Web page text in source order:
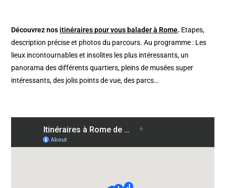
Découvrez nos itinéraires pour vous balader à Rome. Etapes,
description précise et photos du parcours. Au programme : Les
lieux incontournables et insolites les plus intéressants, un
panorama des différents quartiers, pleins de musées super
intéressants, des jolis points de vue, des parcs…